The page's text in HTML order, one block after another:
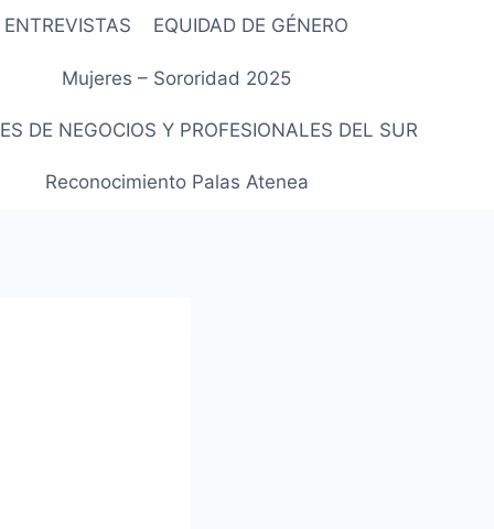
ENTREVISTAS EQUIDAD DE GÉNERO
Mujeres – Sororidad 2025
DE NEGOCIOS Y PROFESIONALES DEL SUR
Reconocimiento Palas Atenea